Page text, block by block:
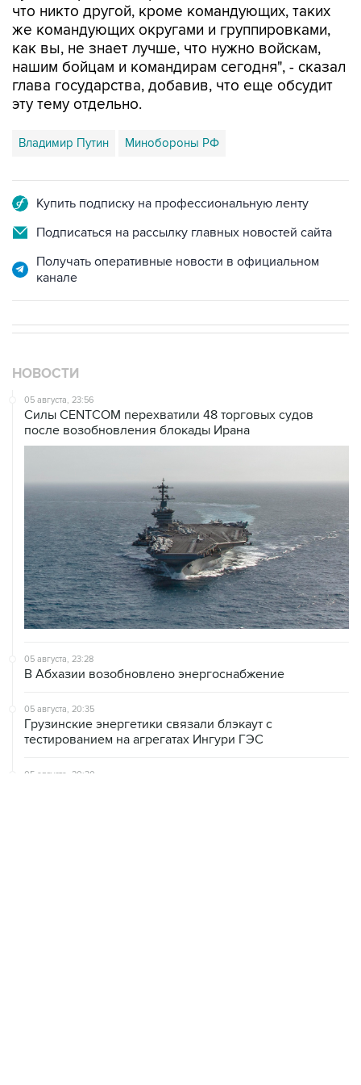
что никто другой, кроме командующих, таких
же командующих округами и группировками,
как вы, не знает лучше, что нужно войскам,
нашим бойцам и командирам сегодня", - сказал
глава государства, добавив, что еще обсудит
эту тему отдельно.
Владимир Путин Минобороны РФ
Купить подписку на профессиональную ленту
Подписаться на рассылку главных новостей сайта
Получать оперативные новости в официальном
канале
НОВОСТИ
05 августа, 23:56
Силы CENTCOM перехватили 48 торговых судов
после возобновления блокады Ирана
05 августа, 23:28
В Абхазии возобновлено энергоснабжение
05 августа, 20:35
Грузинские энергетики связали блэкаут с
тестированием на агрегатах Ингури ГЭС
05 августа, 20:30